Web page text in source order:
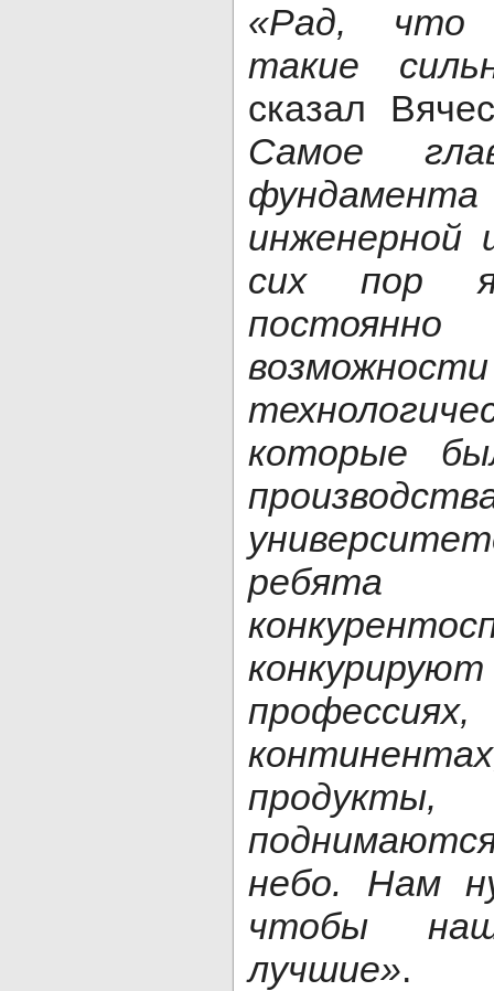
«Рад, что
такие
сказал
Самое
инженерной
сих пор
которые
ребята
небо. Нам
чтобы
лучшие».